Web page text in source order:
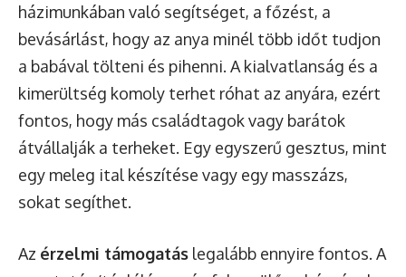
házimunkában való segítséget, a főzést, a
bevásárlást, hogy az anya minél több időt tudjon
a babával tölteni és pihenni. A kialvatlanság és a
kimerültség komoly terhet róhat az anyára, ezért
fontos, hogy más családtagok vagy barátok
átvállalják a terheket. Egy egyszerű gesztus, mint
egy meleg ital készítése vagy egy masszázs,
sokat segíthet.
Az érzelmi támogatás legalább ennyire fontos. A